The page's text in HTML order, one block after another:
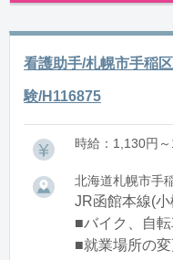
看護助手/札幌市手稲
験/H116875
時給：1,130円
北海道札幌市手
JR函館本線(
■バイク、自
■就業場所の